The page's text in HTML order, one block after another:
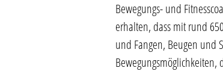
Bewegungs- und
erhalten, dass mit rund
und Fangen, Beugen und